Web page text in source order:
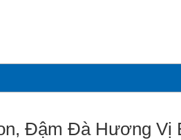
Đậm Đà Hương Vị